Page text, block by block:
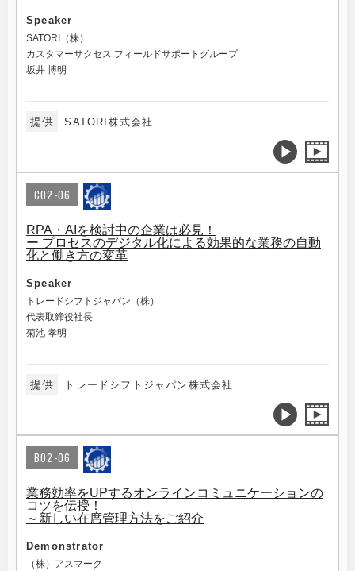
Speaker
SATORI（株）
カスタマーサクセス フィールドサポートグループ
坂井 博明
提供 SATORI株式会社
C02-06
RPA・AIを検討中の企業は必見！
ー プロセスのデジタル化による効果的な業務の自動
化と働き方の変革
Speaker
トレードシフトジャパン（株）
代表取締役社長
菊池 孝明
提供 トレードシフトジャパン株式会社
B02-06
業務効率をUPするオンラインコミュニケーションの
コツを伝授！
～新しい在席管理方法をご紹介
Demonstrator
（株）アスマーク